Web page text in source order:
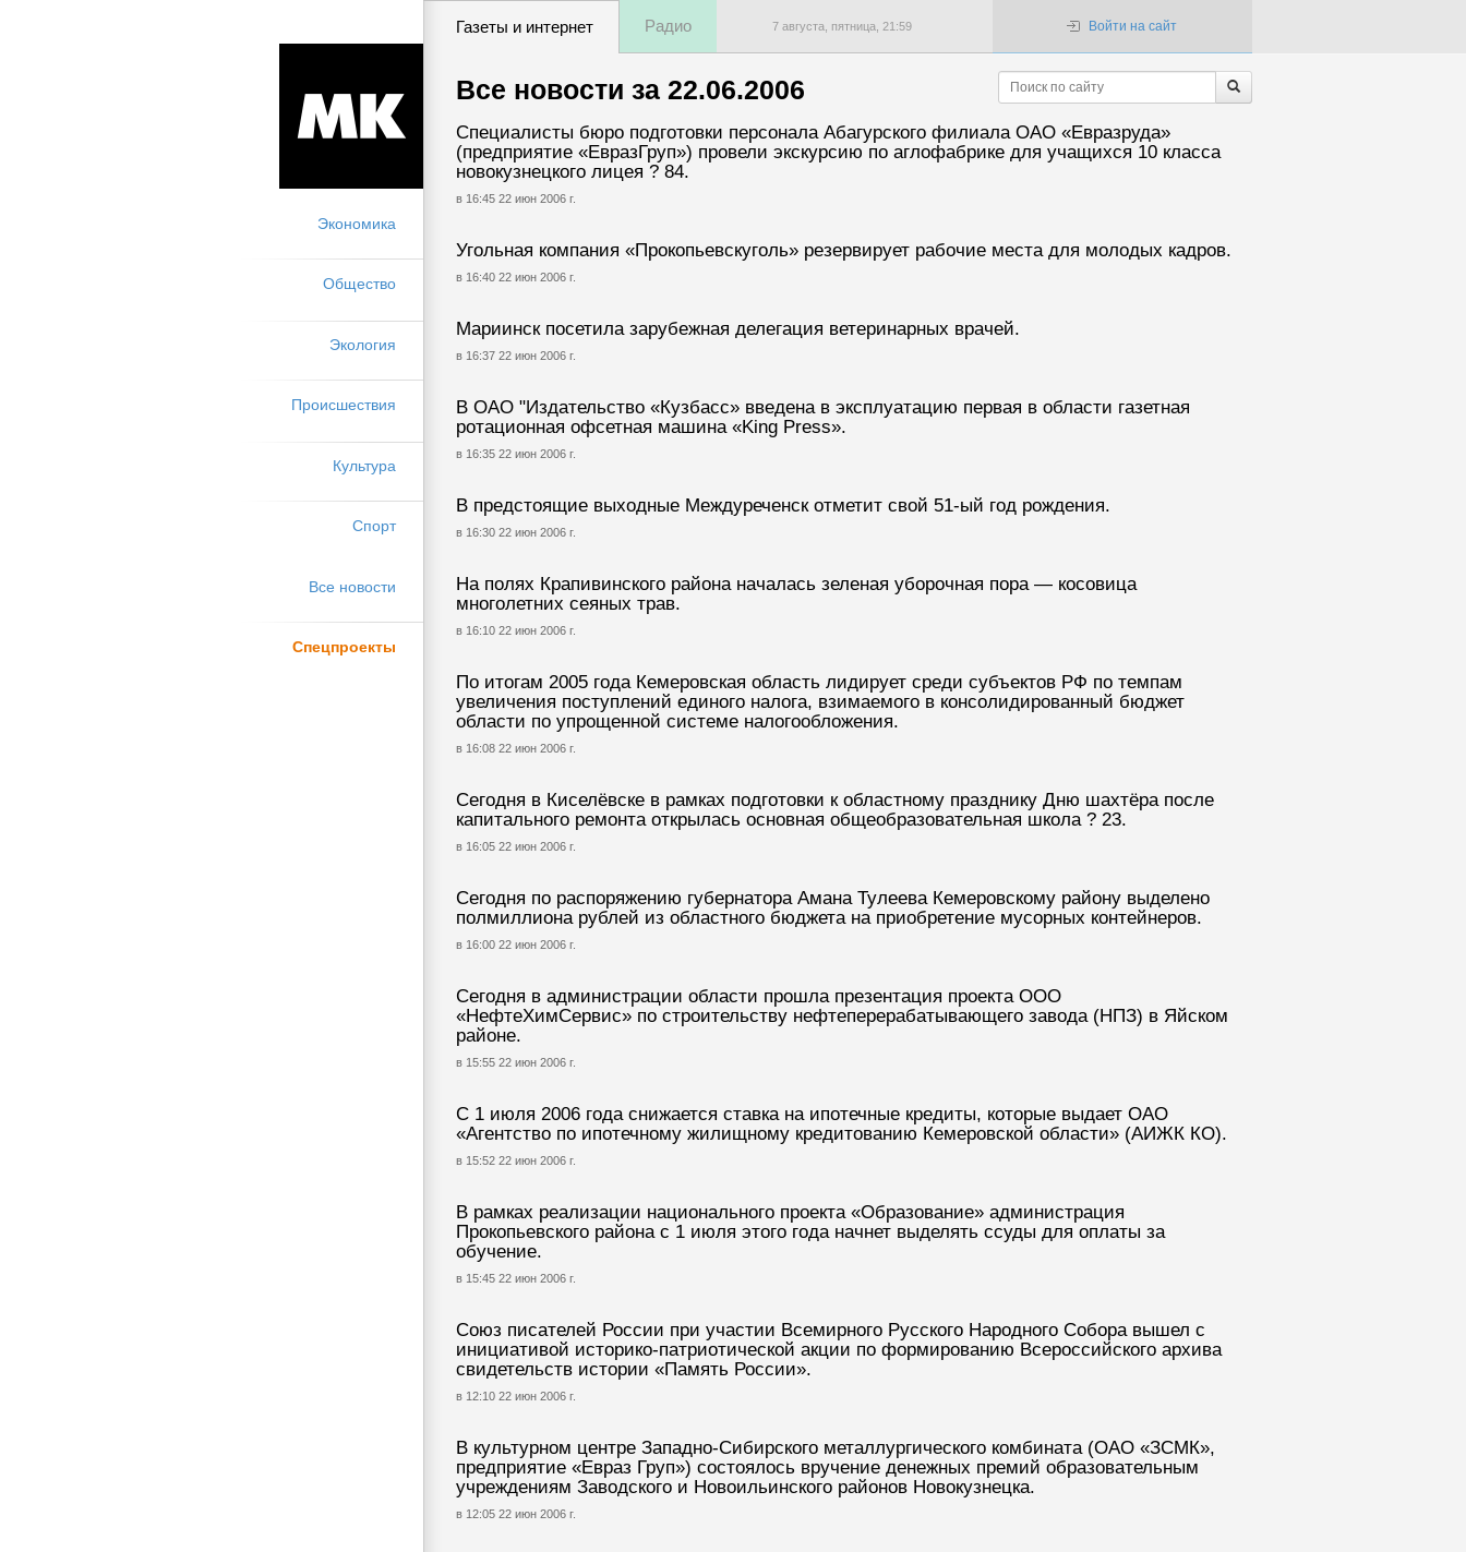
Экономика
Общество
Экология
Происшествия
Культура
Спорт
Все новости
Спецпроекты
Газеты и интернет Радио 7 августа, пятница, 21 :59 Войти на сайт
Все новости за 22.06.2006
Специалисты бюро подготовки персонала Абагурского филиала ОАО «Евразруда»
(предприятие «ЕвразГруп») провели экскурсию по аглофабрике для учащихся 10 класса
новокузнецкого лицея ? 84.
в 16:45 22 июн 2006 г.
Угольная компания «Прокопьевскуголь» резервирует рабочие места для молодых кадров.
в 16:40 22 июн 2006 г.
Мариинск посетила зарубежная делегация ветеринарных врачей.
в 16:37 22 июн 2006 г.
В ОАО "Издательство «Кузбасс» введена в эксплуатацию первая в области газетная
ротационная офсетная машина «King Press».
в 16:35 22 июн 2006 г.
В предстоящие выходные Междуреченск отметит свой 51-ый год рождения.
в 16:30 22 июн 2006 г.
На полях Крапивинского района началась зеленая уборочная пора — косовица
многолетних сеяных трав.
в 16:10 22 июн 2006 г.
По итогам 2005 года Кемеровская область лидирует среди субъектов РФ по темпам
увеличения поступлений единого налога, взимаемого в консолидированный бюджет
области по упрощенной системе налогообложения.
в 16:08 22 июн 2006 г.
Сегодня в Киселёвске в рамках подготовки к областному празднику Дню шахтёра после
капитального ремонта открылась основная общеобразовательная школа ? 23.
в 16:05 22 июн 2006 г.
Сегодня по распоряжению губернатора Амана Тулеева Кемеровскому району выделено
полмиллиона рублей из областного бюджета на приобретение мусорных контейнеров.
в 16:00 22 июн 2006 г.
Сегодня в администрации области прошла презентация проекта ООО
«НефтеХимСервис» по строительству нефтеперерабатывающего завода (НПЗ) в Яйском
районе.
в 15:55 22 июн 2006 г.
С 1 июля 2006 года снижается ставка на ипотечные кредиты, которые выдает ОАО
«Агентство по ипотечному жилищному кредитованию Кемеровской области» (АИЖК КО).
в 15:52 22 июн 2006 г.
В рамках реализации национального проекта «Образование» администрация
Прокопьевского района с 1 июля этого года начнет выделять ссуды для оплаты за
обучение.
в 15:45 22 июн 2006 г.
Союз писателей России при участии Всемирного Русского Народного Собора вышел с
инициативой историко-патриотической акции по формированию Всероссийского архива
свидетельств истории «Память России».
в 12:10 22 июн 2006 г.
В культурном центре Западно-Сибирского металлургического комбината (ОАО «ЗСМК»,
предприятие «Евраз Груп») состоялось вручение денежных премий образовательным
учреждениям Заводского и Новоильинского районов Новокузнецка.
в 12:05 22 июн 2006 г.